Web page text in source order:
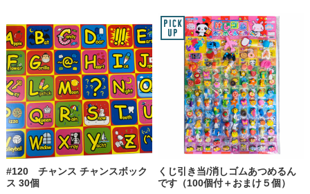
#120 チャンス チャンスボック
ス 30個
くじ引き当/消しゴムあつめるん
です（100個付＋おまけ５個）